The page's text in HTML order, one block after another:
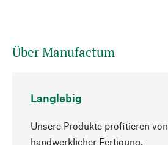
Über Manufactum
Langlebig
Unsere Produkte profitieren von
handwerklicher Fertigung,